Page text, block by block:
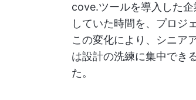
cove.ツールを導入した
していた時間を、プロジ
この変化により、シニア
は設計の洗練に集中でき
た。